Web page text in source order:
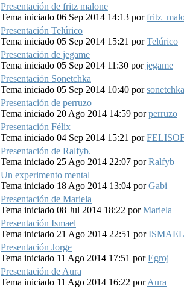
Presentación de fritz malone
Tema iniciado 06 Sep 2014 14:13 por
Presentación Telúrico
Tema iniciado 05 Sep 2014 15:21 porTelúrico
Presentación de jegame
Tema iniciado 05 Sep 2014 11:30 porjegame
Presentación Sonetchka
Tema iniciado 05 Sep 2014 10:40 porsonetchka
Presentación de perruzo
Tema iniciado 20 Ago 2014 14:59 porperruzo
Presentación Félix
Tema iniciado 04 Sep 2014 15:21 por
Presentación de Ralfyb.
Tema iniciado 25 Ago 2014 22:07 porRalfyb
Un experimento mental
Tema iniciado 18 Ago 2014 13:04 porGabi
Presentación de Mariela
Tema iniciado 08 Jul 2014 18:22 porMariela
Presentación Ismael
Tema iniciado 21 Ago 2014 22:51 por
Presentación Jorge
Tema iniciado 11 Ago 2014 17:51 porEgroj
Presentación de Aura
Tema iniciado 11 Ago 2014 16:22 porAura